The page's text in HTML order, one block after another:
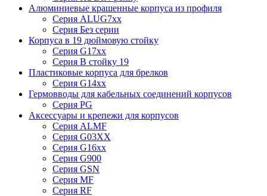
Алюминиевые крашенные корпуса из профиля
Серия ALUG7xx
Серия Без серии
Корпуса в 19 дюймовую стойку
Серия G17xx
Серия В стойку 19
Пластиковые корпуса для брелков
Серия G14xx
Гермовводы для кабельных соединений корпусов
Серия PG
Аксессуары и крепежи для корпусов
Серия ALMF
Серия G03XX
Серия G16xx
Серия G900
Серия GSN
Серия MF
Серия RF